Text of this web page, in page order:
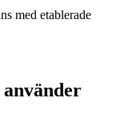
med etablerade
använder